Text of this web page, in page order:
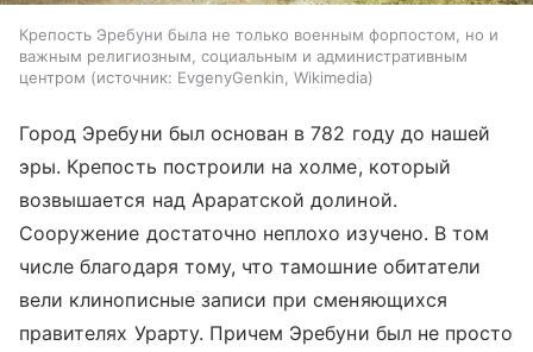
Крепость Эребуни была не только военным форпостом, но и
важным религиозным, социальным и административным
центром
источник: EvgenyGenkin, Wikimedia
Город Эребуни был основан в 782 году до нашей
эры. Крепость построили на холме, который
возвышается над Араратской долиной.
Сооружение достаточно неплохо изучено. В том
числе благодаря тому, что тамошние обитатели
вели клинописные записи при сменяющихся
правителях Урарту. Причем Эребуни был не просто